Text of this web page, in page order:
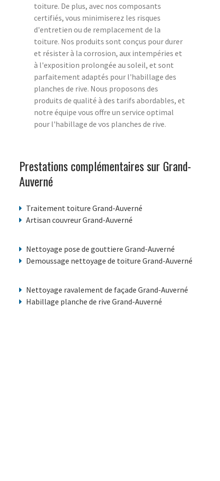
toiture. De plus, avec nos composants
certifiés, vous minimiserez les risques
d'entretien ou de remplacement de la
toiture. Nos produits sont conçus pour durer
et résister à la corrosion, aux intempéries et
à l'exposition prolongée au soleil, et sont
parfaitement adaptés pour l'habillage des
planches de rive. Nous proposons des
produits de qualité à des tarifs abordables, et
notre équipe vous offre un service optimal
pour l'habillage de vos planches de rive.
Prestations complémentaires sur Grand-
Auverné
Traitement toiture Grand-Auverné
Artisan couvreur Grand-Auverné
Nettoyage pose de gouttiere Grand-Auverné
Demoussage nettoyage de toiture Grand-Auverné
Nettoyage ravalement de façade Grand-Auverné
Habillage planche de rive Grand-Auverné